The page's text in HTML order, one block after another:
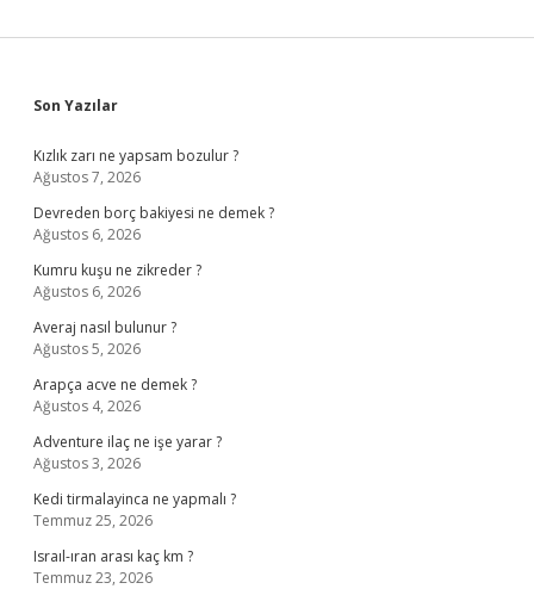
Sidebar
Son Yazılar
Kızlık zarı ne yapsam bozulur ?
Ağustos 7, 2026
Devreden borç bakiyesi ne demek ?
Ağustos 6, 2026
Kumru kuşu ne zikreder ?
Ağustos 6, 2026
Averaj nasıl bulunur ?
Ağustos 5, 2026
Arapça acve ne demek ?
Ağustos 4, 2026
Adventure ilaç ne işe yarar ?
Ağustos 3, 2026
Kedi tirmalayinca ne yapmalı ?
Temmuz 25, 2026
Israıl-ıran arası kaç km ?
Temmuz 23, 2026